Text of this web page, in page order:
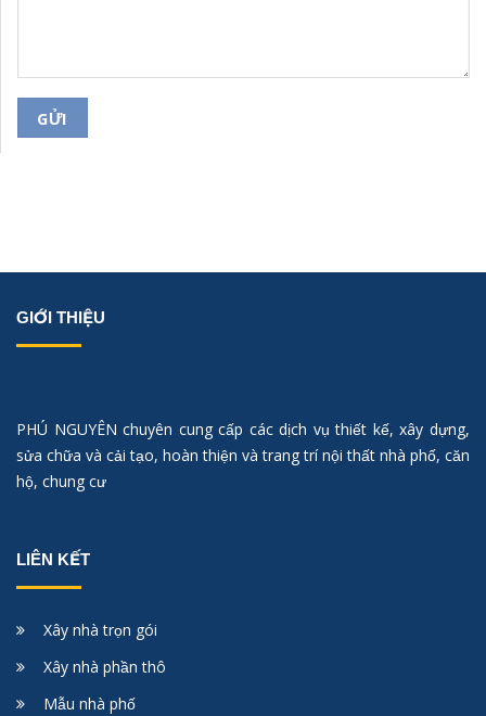
GIỚI THIỆU
PHÚ NGUYÊN chuyên cung cấp các dịch vụ thiết kế, xây dựng,
sửa chữa và cải tạo, hoàn thiện và trang trí nội thất nhà phố, căn
hộ, chung cư
LIÊN KẾT
Xây nhà trọn gói
Xây nhà phần thô
Mẫu nhà phố